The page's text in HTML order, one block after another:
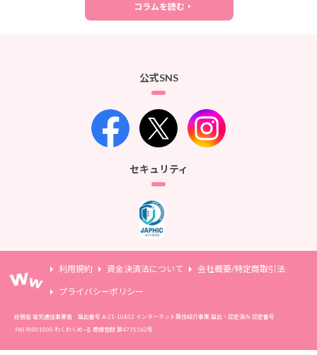
コラムを読む
公式SNS
セキュリティ
利用規約 資金決済法について 会社概要/特定商取引法
プライバシーポリシー
総務省 電気通信事業者 届出番号 A-21-10852 インターネット異性紹介事業 届出・認定済み 認定番号
96090001000 わくわくめｰる 商標登録 第4791362号